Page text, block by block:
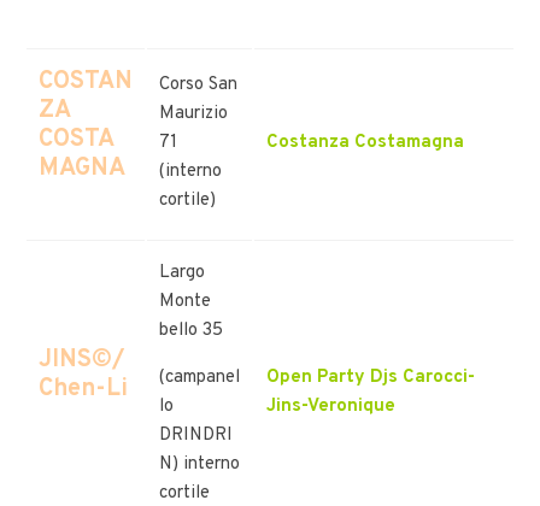
COSTAN
ZA
COSTA
MAGNA
Corso San
Maurizio
71
(interno
cortile)
Costanza Costamagna
JINS©/
Chen-Li
Largo
Monte
bello 35
(campanel
lo
DRINDRI
N) interno
cortile
Open Party Djs Carocci-
Jins-Veronique